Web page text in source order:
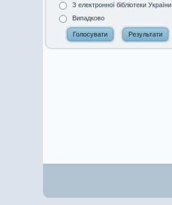
З електронної бібліотеки України
Випадково